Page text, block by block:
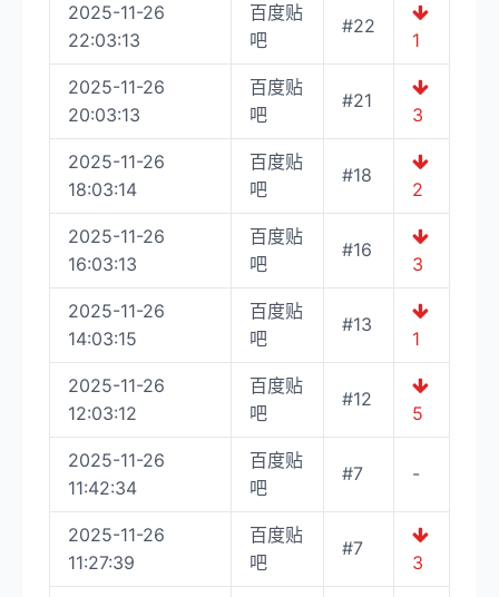
2025-11-26
22:03:13
百度贴
吧
#22
1
2025-11-26
20:03:13
百度贴
吧
#21
3
2025-11-26
18:03:14
百度贴
吧
#18
2
2025-11-26
16:03:13
百度贴
吧
#16
3
2025-11-26
14:03:15
百度贴
吧
#13
1
2025-11-26
12:03:12
百度贴
吧
#12
5
2025-11-26
11:42:34
百度贴
吧
#7 -
2025-11-26
11:27:39
百度贴
吧
#7
3